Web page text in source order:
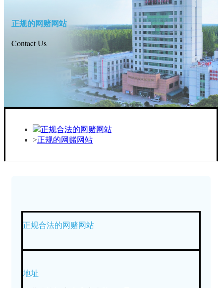
正规的网赌网站
Contact Us
正规合法的网赌网站
正规的网赌网站
正规合法的网赌网站
地址